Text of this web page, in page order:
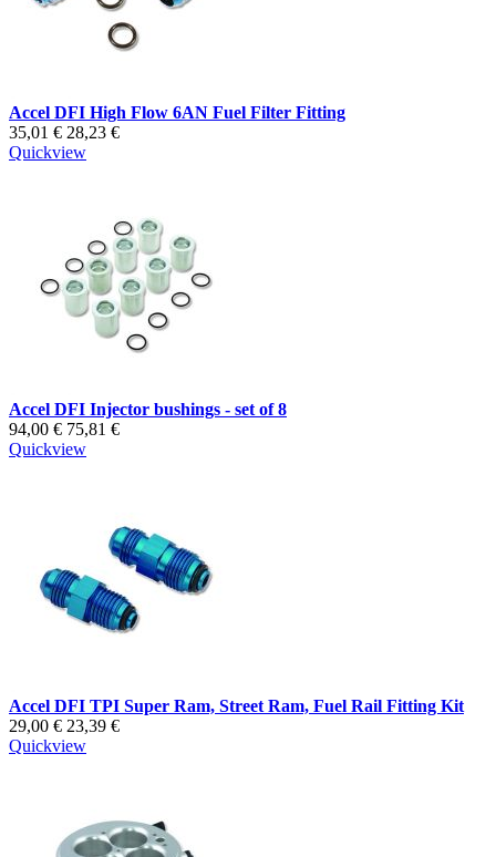
Accel DFI High Flow 6AN Fuel Filter Fitting
35,01 € 28,23 €
Quickview
Accel DFI Injector bushings - set of 8
94,00 € 75,81 €
Quickview
Accel DFI TPI Super Ram, Street Ram, Fuel Rail Fitting Kit
29,00 € 23,39 €
Quickview